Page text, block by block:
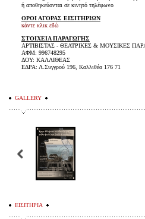
ή αποθηκεύονται σε κινητό τηλέφωνο
ΟΡΟΙ ΑΓΟΡΑΣ ΕΙΣΙΤΗΡΙΩΝ
κάντε κλικ εδώ
ΣΤΟΙΧΕΙΑ ΠΑΡΑΓΩΓΗΣ
ΑΡΤΙΒΙΣΤΑΣ - ΘΕΑΤΡΙΚΕΣ & ΜΟΥΣΙΚΕΣ
ΑΦΜ: 996748295
ΔΟΥ: ΚΑΛΛΙΘΕΑΣ
ΕΔΡΑ: Λ.Συγγρού 196, Καλλιθέα 176 71
GALLERY
ΕΙΣΙΤΗΡΙΑ